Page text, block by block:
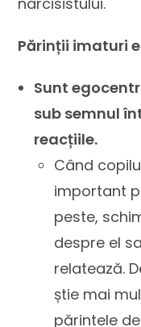
Părinții imaturi
Sunt
sub semnul
reacțiile.
Când
important
peste,
despre el
relatează.
știe mai
părintele